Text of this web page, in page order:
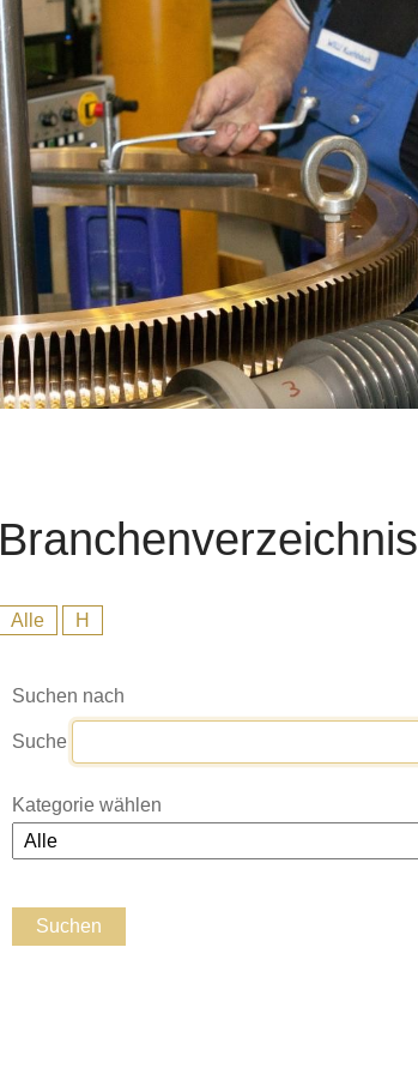
Branchenverzeichnis
Alle H
Suchen nach
Suche
Kategorie wählen